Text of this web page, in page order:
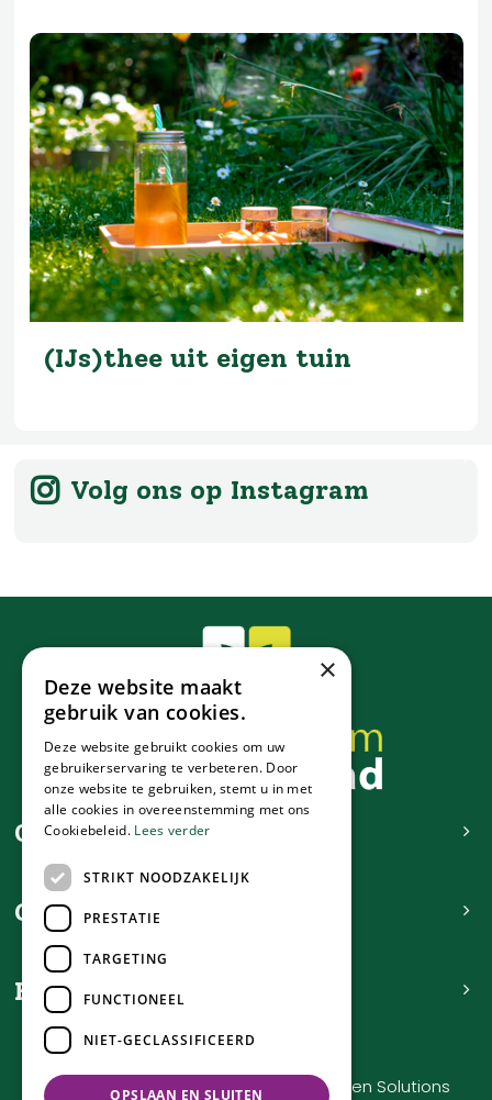
(IJs)thee uit eigen tuin
Volg ons op Instagram
Contact
Openingstijden
Handig
Tuincentrum de Nieuwstad © 2023
Green Solutions
×
Deze website maakt
gebruik van cookies.
Deze website gebruikt cookies om uw
gebruikerservaring te verbeteren. Door
onze website te gebruiken, stemt u in met
alle cookies in overeenstemming met ons
Cookiebeleid. Lees verder
STRIKT NOODZAKELIJK
PRESTATIE
TARGETING
FUNCTIONEEL
NIET-GECLASSIFICEERD
OPSLAAN EN SLUITEN